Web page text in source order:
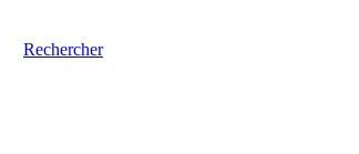
Rechercher